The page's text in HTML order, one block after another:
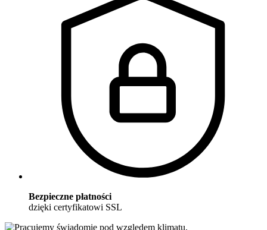
Bezpieczne płatności
dzięki certyfikatowi SSL